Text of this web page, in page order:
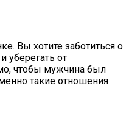
Вы хотите заботиться о
уберегать от
чтобы мужчина был
такие отношения